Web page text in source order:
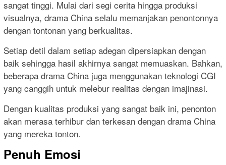
sangat tinggi. Mulai dari segi cerita hingga produksi
visualnya, drama China selalu memanjakan penontonnya
dengan tontonan yang berkualitas.
Setiap detil dalam setiap adegan dipersiapkan dengan
baik sehingga hasil akhirnya sangat memuaskan. Bahkan,
beberapa drama China juga menggunakan teknologi CGI
yang canggih untuk melebur realitas dengan imajinasi.
Dengan kualitas produksi yang sangat baik ini, penonton
akan merasa terhibur dan terkesan dengan drama China
yang mereka tonton.
Penuh Emosi